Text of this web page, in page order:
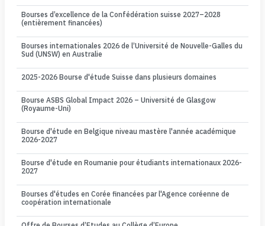
Bourses d’excellence de la Confédération suisse 2027–2028
(entièrement financées)
Bourses internationales 2026 de l’Université de Nouvelle-Galles du
Sud (UNSW) en Australie
2025-2026 Bourse d'étude Suisse dans plusieurs domaines
Bourse ASBS Global Impact 2026 – Université de Glasgow
(Royaume-Uni)
Bourse d'étude en Belgique niveau mastère l'année académique
2026-2027
Bourse d'étude en Roumanie pour étudiants internationaux 2026-
2027
Bourses d'études en Corée financées par l'Agence coréenne de
coopération internationale